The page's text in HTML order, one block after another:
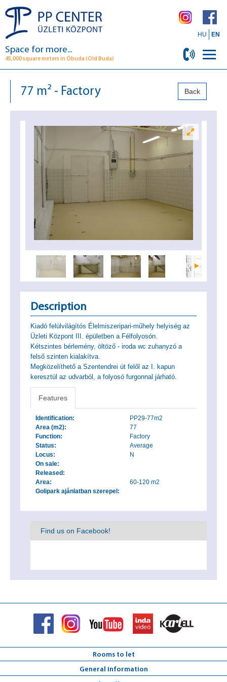
Space for more...
45,000 square meters in Óbuda (Old Buda)
HU EN
77 m² - Factory Back
Description
Kiadó felülvilágítós Élelmiszeripari-műhely helyiség az
Üzleti Központ III. épületben a Félfolyosón.
Kétszintes bérlemény, öltöző - iroda wc zuhanyzó a
felső szinten kialakítva.
Megközelíthető a Szentendrei út felől az I. kapun
keresztül az udvarból, a folyosó furgonnal járható.
Features
Identification:
PP29-77m2
Area (m2):
77
Function:
Factory
Status:
Average
Locus:
N
On sale:
Released:
Area:
60-120 m2
Golipark ajánlatban szerepel:
Find us on Facebook!
Rooms to let
General information